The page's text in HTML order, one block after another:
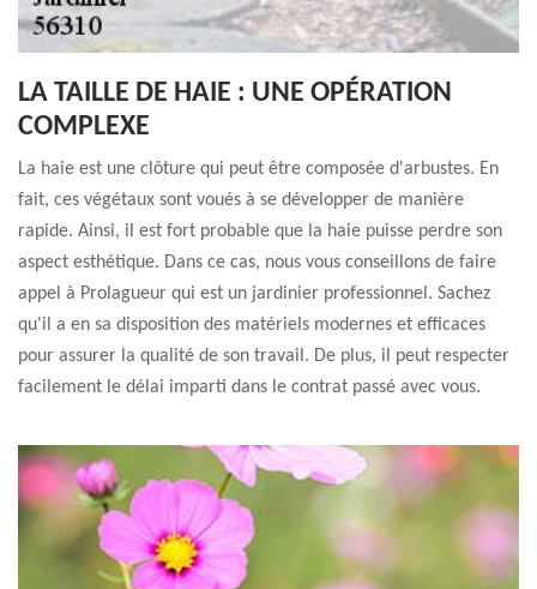
LA TAILLE DE HAIE : UNE OPÉRATION
COMPLEXE
La haie est une clôture qui peut être composée d'arbustes. En
fait, ces végétaux sont voués à se développer de manière
rapide. Ainsi, il est fort probable que la haie puisse perdre son
aspect esthétique. Dans ce cas, nous vous conseillons de faire
appel à Prolagueur qui est un jardinier professionnel. Sachez
qu'il a en sa disposition des matériels modernes et efficaces
pour assurer la qualité de son travail. De plus, il peut respecter
facilement le délai imparti dans le contrat passé avec vous.